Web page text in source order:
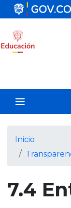
Inicio
7.4